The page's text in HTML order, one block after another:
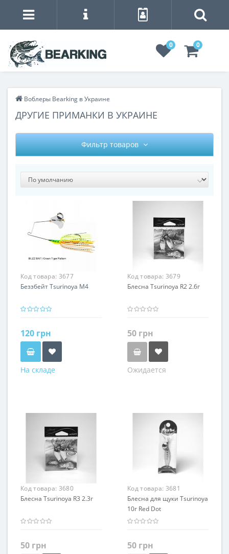
0 0
Воблеры Bearking в Украине
ДРУГИЕ ПРИМАНКИ В УКРАИНЕ
Фильтр товаров
Код товара: 3677
Беззбейт Tsurinoya M4
120 грн
На складе
Код товара: 3679
Блесна Tsurinoya R2 2.6г
50 грн
Ожидается
Код товара: 3680
Блесна Tsurinoya R3 2.3г
50 грн
Код товара: 3681
Блесна для щуки Tsurinoya
10г Red Dot
50 грн